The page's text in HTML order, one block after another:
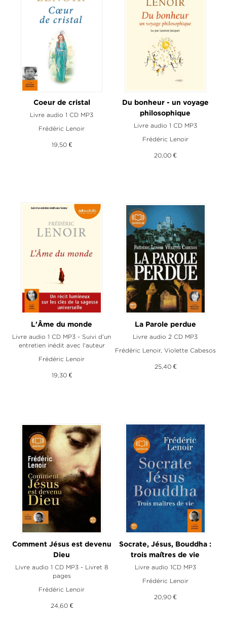
Coeur de cristal
Livre audio 1 CD MP3
Frédéric Lenoir
19,50 €
Du bonheur - un voyage
philosophique
Livre audio 1 CD MP3
Frédéric Lenoir
20,00 €
L'Âme du monde
Livre audio 1 CD MP3 - Suivi d'un
entretien inédit avec l'auteur
Frédéric Lenoir
19,30 €
La Parole perdue
Livre audio 2 CD MP3
Frédéric Lenoir, Violette Cabesos
25,40 €
Comment Jésus est devenu
Dieu
Livre audio 1 CD MP3 - Livret 8
pages
Frédéric Lenoir
24,60 €
Socrate, Jésus, Bouddha :
trois maîtres de vie
Livre audio 1CD MP3
Frédéric Lenoir
20,90 €